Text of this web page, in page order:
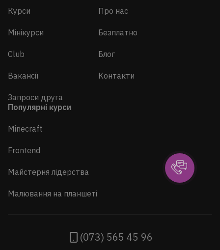
Курси
Мінікурси
Club
Вакансії
Запроси друга
Про нас
Безплатно
Блог
Контакти
Популярні курси
Minecraft
Frontend
Майстерня лідерства
Малювання на планшеті
(073) 565 45 96